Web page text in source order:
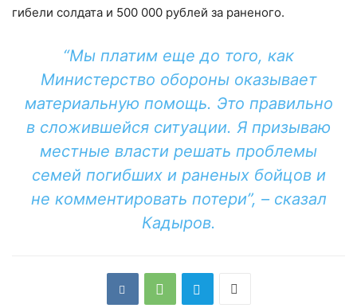
гибели солдата и 500 000 рублей за раненого.
“Мы платим еще до того, как
Министерство обороны оказывает
материальную помощь. Это правильно
в сложившейся ситуации. Я призываю
местные власти решать проблемы
семей погибших и раненых бойцов и
не комментировать потери”, – сказал
Кадыров.